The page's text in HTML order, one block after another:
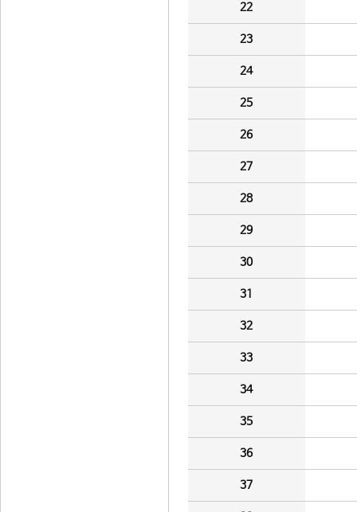
22
23
24
25
26
27
28
29
30
31
32
33
34
35
36
37